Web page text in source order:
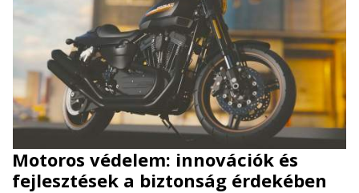
Motoros védelem: innovációk és
fejlesztések a biztonság érdekében